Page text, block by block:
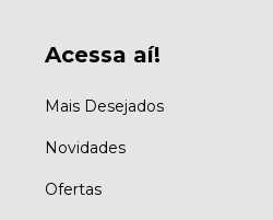
Acessa aí!
Mais Desejados
Novidades
Ofertas